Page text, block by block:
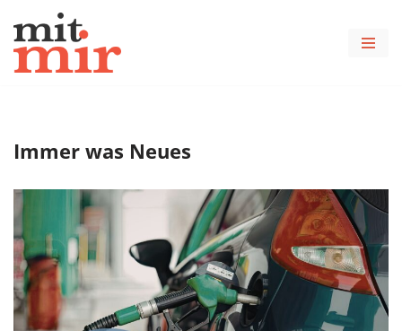
Zum
Inhalt
Immer was Neues